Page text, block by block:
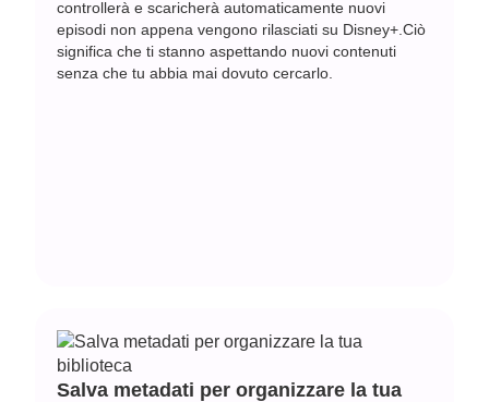
controllerà e scaricherà automaticamente nuovi
episodi non appena vengono rilasciati su Disney+.Ciò
significa che ti stanno aspettando nuovi contenuti
senza che tu abbia mai dovuto cercarlo.
Salva metadati per organizzare la tua